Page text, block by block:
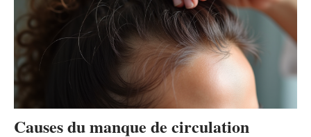
Causes du manque de circulation